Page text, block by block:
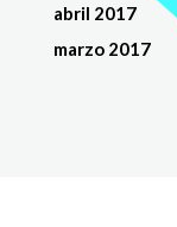
abril 2017
marzo 2017